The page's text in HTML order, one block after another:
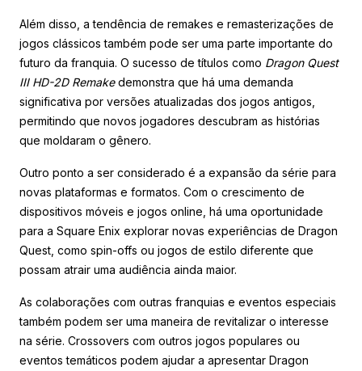
Além disso, a tendência de remakes e remasterizações de
jogos clássicos também pode ser uma parte importante do
futuro da franquia. O sucesso de títulos como Dragon Quest
III HD-2D Remakedemonstra que há uma demanda
significativa por versões atualizadas dos jogos antigos,
permitindo que novos jogadores descubram as histórias
que moldaram o gênero.
Outro ponto a ser considerado é a expansão da série para
novas plataformas e formatos. Com o crescimento de
dispositivos móveis e jogos online, há uma oportunidade
para a Square Enix explorar novas experiências de Dragon
Quest, como spin-offs ou jogos de estilo diferente que
possam atrair uma audiência ainda maior.
As colaborações com outras franquias e eventos especiais
também podem ser uma maneira de revitalizar o interesse
na série. Crossovers com outros jogos populares ou
eventos temáticos podem ajudar a apresentar Dragon